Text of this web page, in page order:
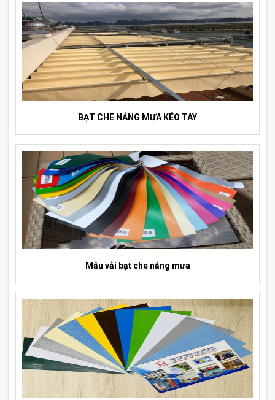
BẠT CHE NẮNG MƯA KÉO TAY
Mẫu vải bạt che nắng mưa